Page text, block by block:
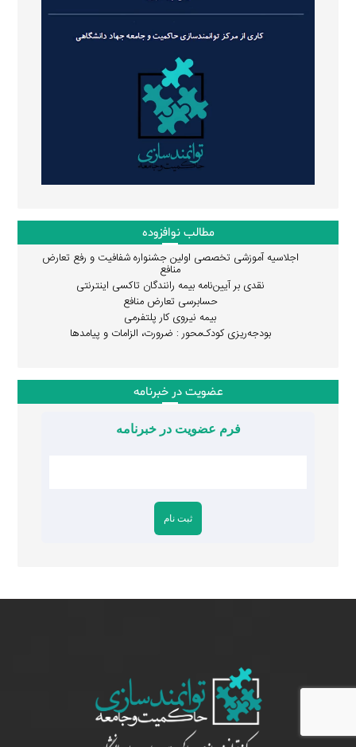
مطالب نوافزوده
اجلاسیه آموزشی تخصصی اولین جشنواره شفافیت و رفع تعارض
منافع
نقدی بر آیین‌نامه بیمه رانندگان تاکسی اینترنتی
حسابرسی تعارض منافع
بیمه نیروی کار پلتفرمی
بودجه‌ریزی کودک‌محور : ضرورت، الزامات و پیامدها
عضویت در خبرنامه
فرم عضویت در خبرنامه